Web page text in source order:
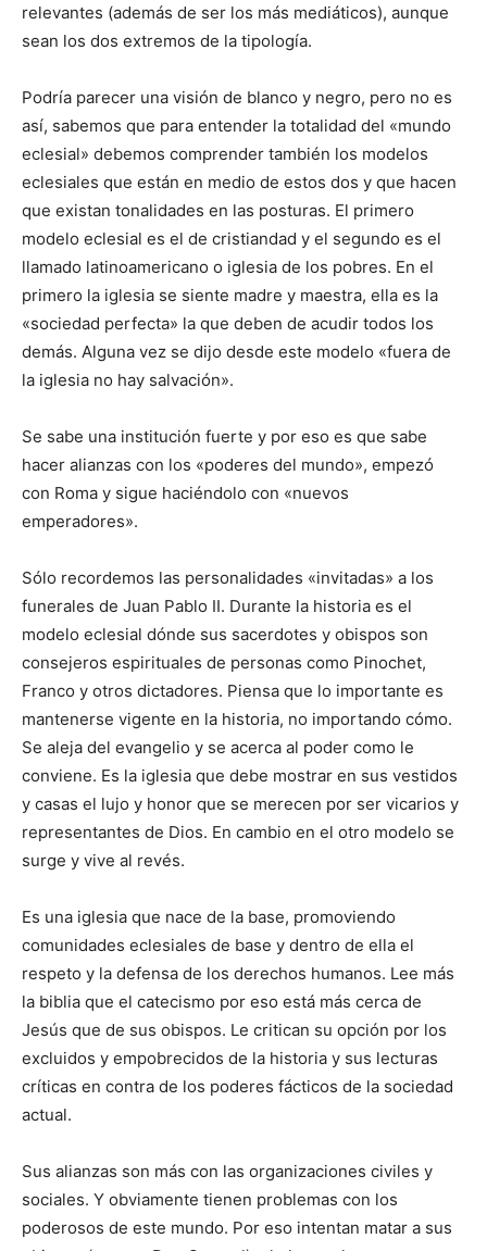
relevantes (además de ser los más mediáticos), aunque
sean los dos extremos de la tipología.
Podría parecer una visión de blanco y negro, pero no es
así, sabemos que para entender la totalidad del «mundo
eclesial» debemos comprender también los modelos
eclesiales que están en medio de estos dos y que hacen
que existan tonalidades en las posturas. El primero
modelo eclesial es el de cristiandad y el segundo es el
llamado latinoamericano o iglesia de los pobres. En el
primero la iglesia se siente madre y maestra, ella es la
«sociedad perfecta» la que deben de acudir todos los
demás. Alguna vez se dijo desde este modelo «fuera de
la iglesia no hay salvación».
Se sabe una institución fuerte y por eso es que sabe
hacer alianzas con los «poderes del mundo», empezó
con Roma y sigue haciéndolo con «nuevos
emperadores».
Sólo recordemos las personalidades «invitadas» a los
funerales de Juan Pablo II. Durante la historia es el
modelo eclesial dónde sus sacerdotes y obispos son
consejeros espirituales de personas como Pinochet,
Franco y otros dictadores. Piensa que lo importante es
mantenerse vigente en la historia, no importando cómo.
Se aleja del evangelio y se acerca al poder como le
conviene. Es la iglesia que debe mostrar en sus vestidos
y casas el lujo y honor que se merecen por ser vicarios y
representantes de Dios. En cambio en el otro modelo se
surge y vive al revés.
Es una iglesia que nace de la base, promoviendo
comunidades eclesiales de base y dentro de ella el
respeto y la defensa de los derechos humanos. Lee más
la biblia que el catecismo por eso está más cerca de
Jesús que de sus obispos. Le critican su opción por los
excluidos y empobrecidos de la historia y sus lecturas
críticas en contra de los poderes fácticos de la sociedad
actual.
Sus alianzas son más con las organizaciones civiles y
sociales. Y obviamente tienen problemas con los
poderosos de este mundo. Por eso intentan matar a sus